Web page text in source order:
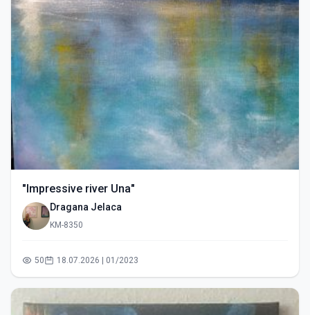
"Impressive river Una"
Dragana Jelaca
KM-8350
50 18.07.2026 | 01/2023